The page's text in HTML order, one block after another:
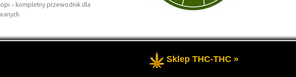
– kompletny przewodnik dla
- Temat przewodni blogu, wszystko na temat marihuany oraz
Sklep THC-THC »